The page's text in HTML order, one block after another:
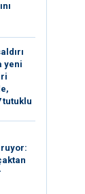
yeni
tutuklu